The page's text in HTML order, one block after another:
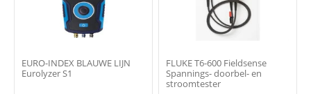
EURO-INDEX BLAUWE LIJN
Eurolyzer S1
FLUKE T6-600 Fieldsense
Spannings- doorbel- en
stroomtester